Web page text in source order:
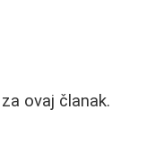
ovaj članak.